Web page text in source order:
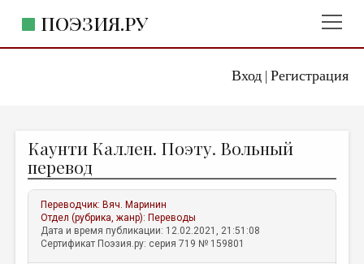
Вход| Регистрация
ПОЭЗИЯ.РУ
ЖАНРЫ
АВТОРЫ
КОММЕНТАРИИ
ЛИТСАЛОН
Каунти Каллен. Поэту. Вольный
перевод
Переводчик: Вяч. Маринин
Отдел (рубрика, жанр): Переводы
Дата и время публикации: 12.02.2021, 21:51:08
Сертификат Поэзия.ру: серия 719 № 159801